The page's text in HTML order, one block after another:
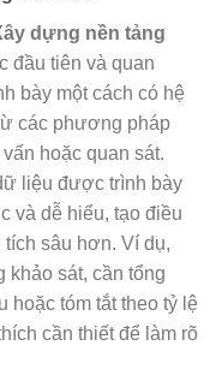
dựng nền tảng
đầu tiên và quan
bày một cách có hệ
các phương pháp
hoặc quan sát.
liệu được trình bày
và dễ hiểu, tạo điều
sâu hơn. Ví dụ,
sát, cần tổng
hoặc tóm tắt theo tỷ lệ
cần thiết để làm rõ